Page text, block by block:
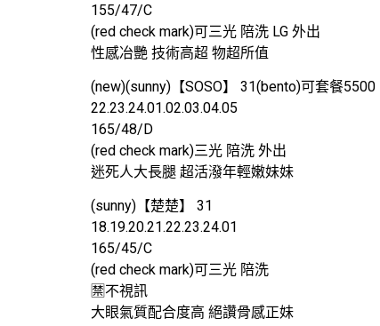
155/47/C
(red check mark)可三光 陪洗 LG 外出
性感冶艷 技術高超 物超所值
(new)(sunny)【SOSO】 31(bento)可套餐5500
22.23.24.01.02.03.04.05
165/48/D
(red check mark)三光 陪洗 外出
迷死人大長腿 超活潑年輕嫩妹妹
(sunny)【楚楚】 31
18.19.20.21.22.23.24.01
165/45/C
(red check mark)可三光 陪洗
🈲️不視訊
大眼氣質配合度高 絕讚骨感正妹